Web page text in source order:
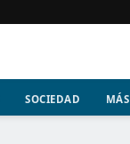
SOCIEDAD MÁS